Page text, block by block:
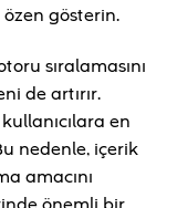
özen gösterin.
sıralamasını
de artırır.
en
nedenle, içerik
amacını